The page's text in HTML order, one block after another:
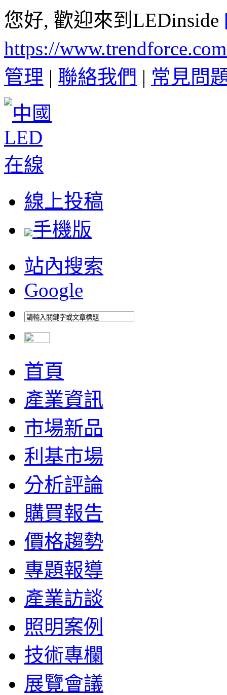
您好, 歡迎來到LEDinside
https://
管理 | 聯絡我們 | 常見問
線上投稿
手機版
站內搜索
Google
首頁
產業資訊
市場新品
利基市場
分析評論
購買報告
價格趨勢
專題報導
產業訪談
照明案例
技術專欄
展覽會議